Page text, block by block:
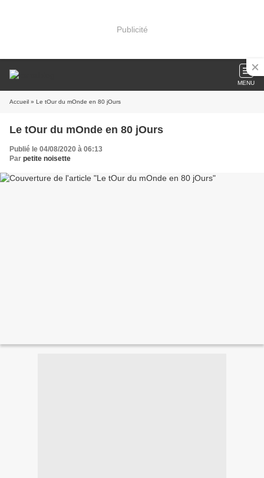
Publicité
MENU
Accueil » Le tOur du mOnde en 80 jOurs
Le tOur du mOnde en 80 jOurs
Publié le 04/08/2020 à 06:13
Par petite noisette